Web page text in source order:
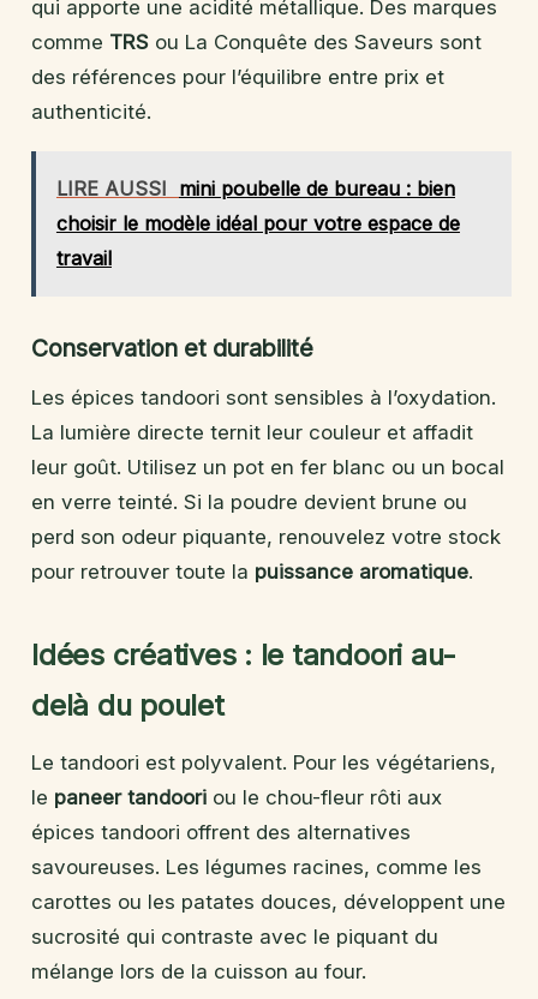
qui apporte une acidité métallique. Des marques
comme TRS ou La Conquête des Saveurs sont
des références pour l’équilibre entre prix et
authenticité.
LIRE AUSSI mini poubelle de bureau : bien
choisir le modèle idéal pour votre espace de
travail
Conservation et durabilité
Les épices tandoori sont sensibles à l’oxydation.
La lumière directe ternit leur couleur et affadit
leur goût. Utilisez un pot en fer blanc ou un bocal
en verre teinté. Si la poudre devient brune ou
perd son odeur piquante, renouvelez votre stock
pour retrouver toute la puissance aromatique.
Idées créatives : le tandoori au-
delà du poulet
Le tandoori est polyvalent. Pour les végétariens,
le paneer tandoori ou le chou-fleur rôti aux
épices tandoori offrent des alternatives
savoureuses. Les légumes racines, comme les
carottes ou les patates douces, développent une
sucrosité qui contraste avec le piquant du
mélange lors de la cuisson au four.